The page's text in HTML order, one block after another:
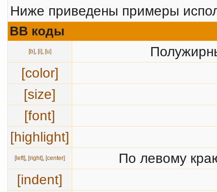
Ниже приведены примеры
BB коды
[b], [i], [u]
[color]
[size]
[font]
[highlight]
[left], [right], [center]
По левому
[indent]